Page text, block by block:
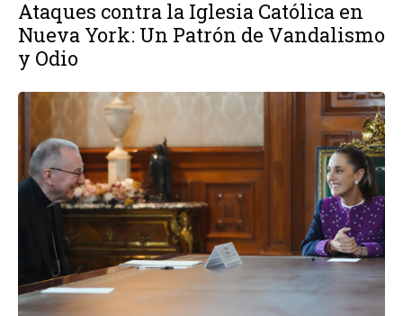
Ataques contra la Iglesia Católica en
Nueva York: Un Patrón de Vandalismo
y Odio